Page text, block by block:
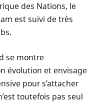
des Nations, le
est suivi de très
se montre
évolution et envisage
pour s’attacher
toutefois pas seul